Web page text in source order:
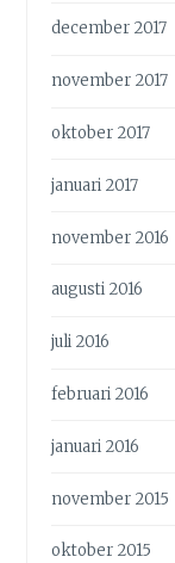
december 2017
november 2017
oktober 2017
januari 2017
november 2016
augusti 2016
juli 2016
februari 2016
januari 2016
november 2015
oktober 2015